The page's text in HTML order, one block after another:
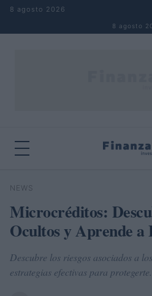
Saltar al contenido
8 agosto 2026
8 agosto
Buscar
NEWS
Microcréditos:
Ocultos y Aprende a
Descubre los riesgos asociados a
estrategias efectivas para protegerte.